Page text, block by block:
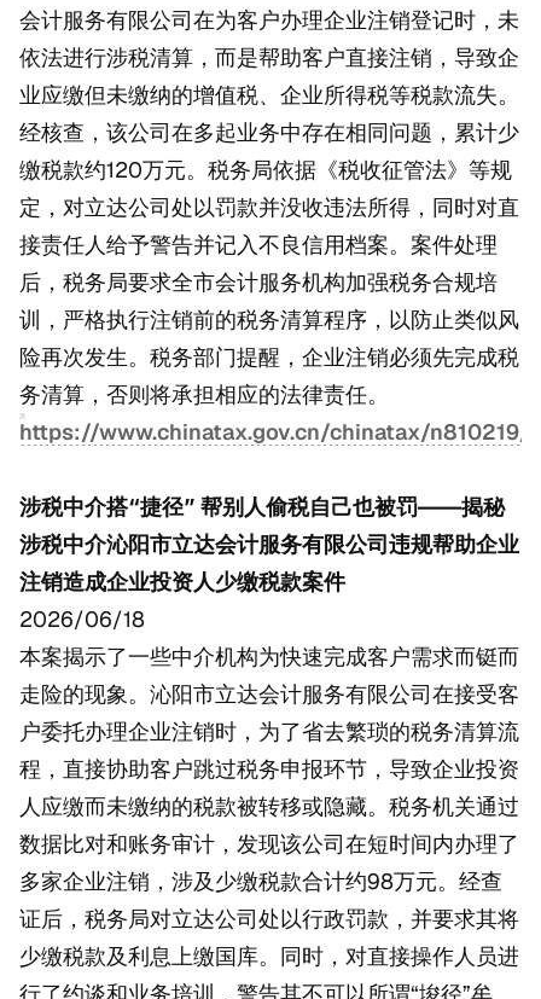
会计服务有限公司在为客户办理企业注销登记时，未
依法进行涉税清算，而是帮助客户直接注销，导致企
业应缴但未缴纳的增值税、企业所得税等税款流失。
经核查，该公司在多起业务中存在相同问题，累计少
缴税款约120万元。税务局依据《税收征管法》等规
定，对立达公司处以罚款并没收违法所得，同时对直
接责任人给予警告并记入不良信用档案。案件处理
后，税务局要求全市会计服务机构加强税务合规培
训，严格执行注销前的税务清算程序，以防止类似风
险再次发生。税务部门提醒，企业注销必须先完成税
务清算，否则将承担相应的法律责任。
https://www.chinatax.gov.cn/chinatax/
涉税中介搭“捷径” 帮别人偷税自己也被罚——揭秘
涉税中介沁阳市立达会计服务有限公司违规帮助企业
注销造成企业投资人少缴税款案件
2026/06/18
本案揭示了一些中介机构为快速完成客户需求而铤而
走险的现象。沁阳市立达会计服务有限公司在接受客
户委托办理企业注销时，为了省去繁琐的税务清算流
程，直接协助客户跳过税务申报环节，导致企业投资
人应缴而未缴纳的税款被转移或隐藏。税务机关通过
数据比对和账务审计，发现该公司在短时间内办理了
多家企业注销，涉及少缴税款合计约98万元。经查
证后，税务局对立达公司处以行政罚款，并要求其将
少缴税款及利息上缴国库。同时，对直接操作人员进